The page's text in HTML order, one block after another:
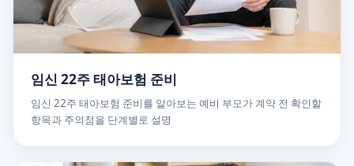
임신 22주 태아보험 준비
임신 22주 태아보험 준비를 알아보는 예비 부모가 계약 전 확인할
항목과 주의점을 단계별로 설명